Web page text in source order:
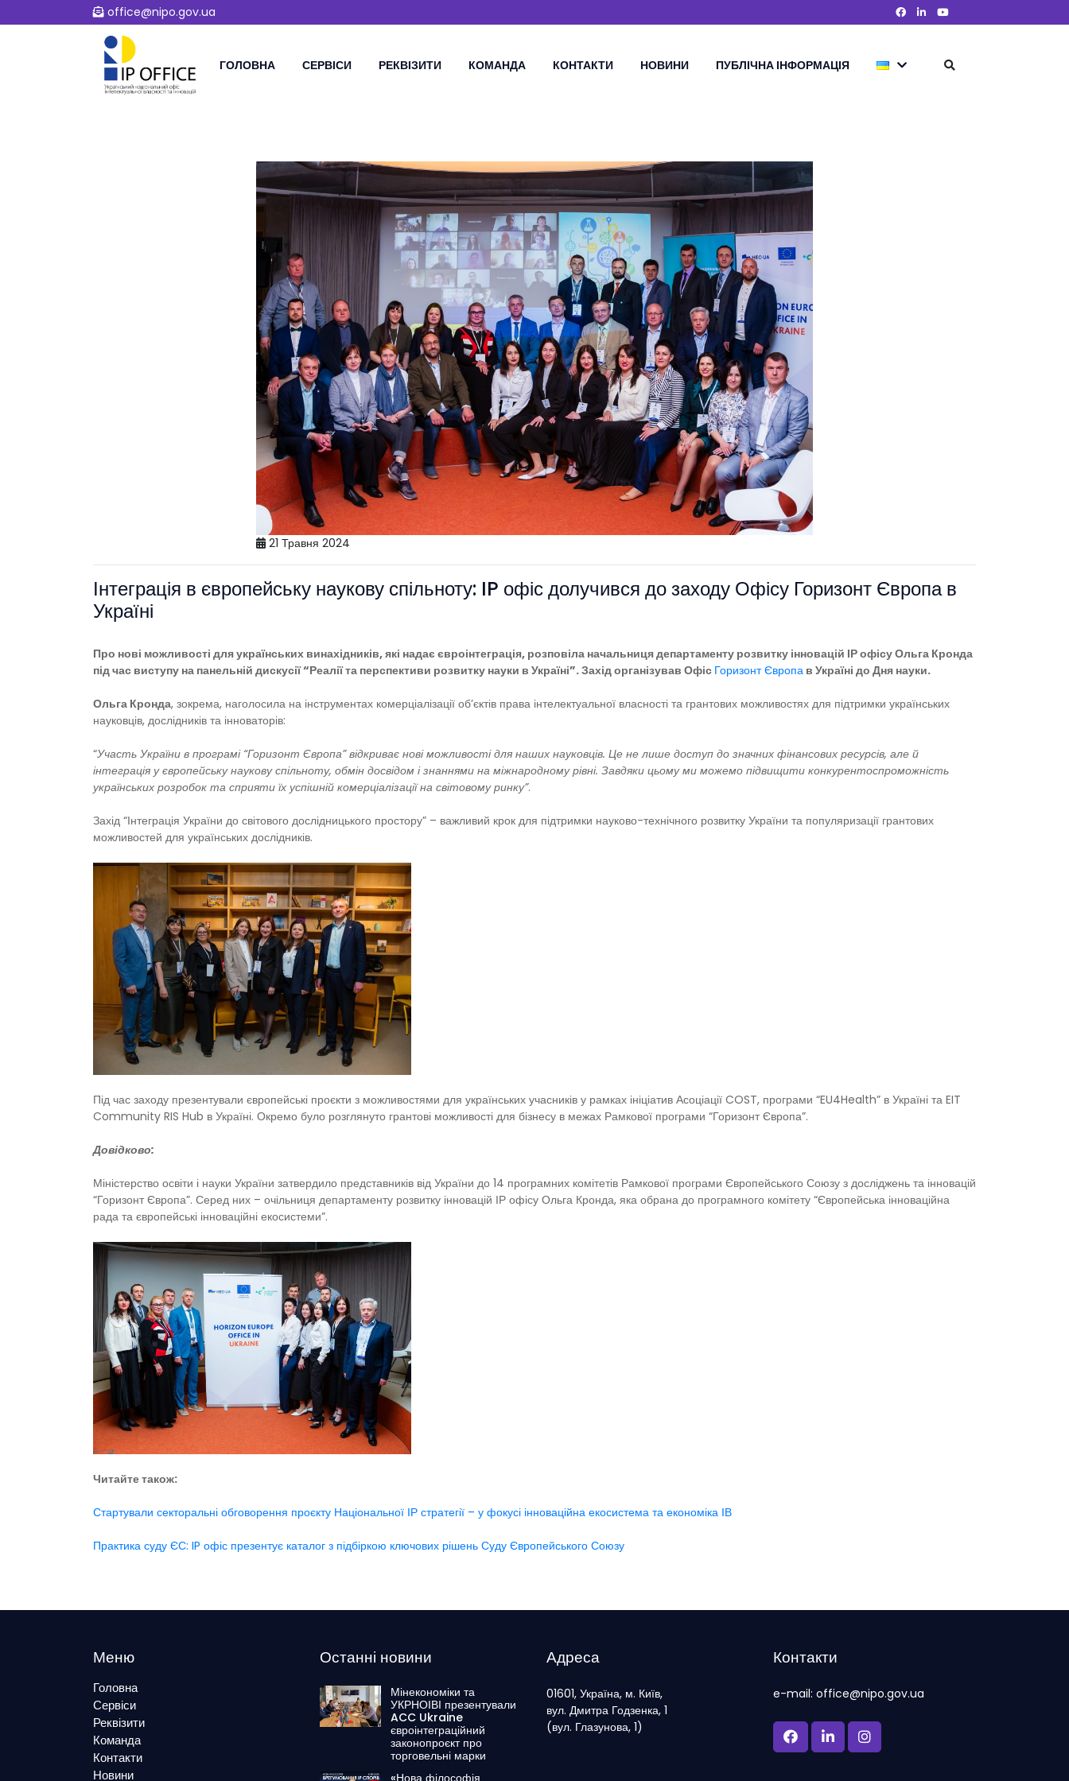
office@nipo.gov.ua
ГОЛОВНА СЕРВІСИ РЕКВІЗИТИ КОМАНДА КОНТАКТИ НОВИНИ ПУБЛІЧНА ІНФОРМАЦІЯ
21 Травня 2024
Інтеграція в європейську наукову спільноту: IP офіс долучився до заходу Офісу Горизонт Європа в
Україні
Про нові можливості для українських винахідників, які надає євроінтеграція, розповіла начальниця департаменту розвитку інновацій ІР офісу Ольга Кронда
під час виступу на панельній дискусії “Реалії та перспективи розвитку науки в Україні”. Захід організував Офіс Горизонт Європа в Україні до Дня науки.
Ольга Кронда, зокрема, наголосила на інструментах комерціалізації об’єктів права інтелектуальної власності та грантових можливостях для підтримки українських
науковців, дослідників та інноваторів:
“Участь України в програмі “Горизонт Європа” відкриває нові можливості для наших науковців. Це не лише доступ до значних фінансових ресурсів, але й
інтеграція у європейську наукову спільноту, обмін досвідом і знаннями на міжнародному рівні. Завдяки цьому ми можемо підвищити конкурентоспроможність
українських розробок та сприяти їх успішній комерціалізації на світовому ринку”.
Захід “Інтеграція України до світового дослідницького простору” – важливий крок для підтримки науково-технічного розвитку України та популяризації грантових
можливостей для українських дослідників.
Під час заходу презентували європейські проєкти з можливостями для українських учасників у рамках ініціатив Асоціації COST, програми “EU4Health” в Україні та EIT
Community RIS Hub в Україні. Окремо було розглянуто грантові можливості для бізнесу в межах Рамкової програми “Горизонт Європа”.
Довідково:
Міністерство освіти і науки України затвердило представників від України до 14 програмних комітетів Рамкової програми Європейського Союзу з досліджень та інновацій
“Горизонт Європа”. Серед них – очільниця департаменту розвитку інновацій ІР офісу Ольга Кронда, яка обрана до програмного комітету “Європейська інноваційна
рада та європейські інноваційні екосистеми”.
Читайте також:
Стартували секторальні обговорення проєкту Національної ІР стратегії – у фокусі інноваційна екосистема та економіка ІВ
Практика суду ЄС: IP офіс презентує каталог з підбіркою ключових рішень Суду Європейського Союзу
Меню
Головна
Сервіси
Реквізити
Команда
Контакти
Новини
Останні новини
Мінекономіки та
УКРНОІВІ презентували
ACC Ukraine
євроінтеграційний
законопроєкт про
торговельні марки
Адреса
01601, Україна, м. Київ,
вул. Дмитра Годзенка, 1
(вул. Глазунова, 1)
Контакти
e-mail: office@nipo.gov.ua